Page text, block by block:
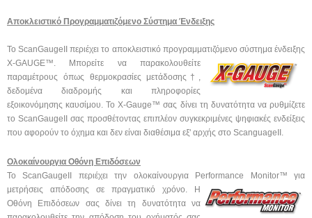
Αποκλειστικό Προγραμματιζόμενο Σύστημα Ένδειξης
Το ScanGaugeII περιέχει το αποκλειστικό προγραμματιζόμενο σύστημα ένδειξης
X-GAUGE™. Μπορείτε να παρακολουθείτε
παραμέτρους όπως θερμοκρασίες μετάδοσης†,
δεδομένα διαδρομής και πληροφορίες
εξοικονόμησης καυσίμου. Το X-Gauge™ σας δίνει τη δυνατότητα να ρυθμίζετε
το ScanGaugeII σας προσθέτοντας επιπλέον συγκεκριμένες ψηφιακές ενδείξεις
που αφορούν το όχημα και δεν είναι διαθέσιμα εξ' αρχής στο ScanguageII.
Ολοκαίνουργια Οθόνη Επιδόσεων
Το ScanGaugeII περιέχει την ολοκαίνουργια Performance Monitor™ για
μετρήσεις απόδοσης σε πραγματικό χρόνο. Η
Οθόνη Επιδόσεων σας δίνει τη δυνατότητα να